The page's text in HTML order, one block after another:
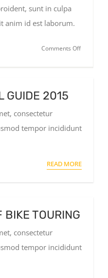
sunt in culpa
anim id est laborum.
Comments Offon
GUIDE 2015
consectetur
tempor incididunt
READ MORE
TOURING
consectetur
tempor incididunt